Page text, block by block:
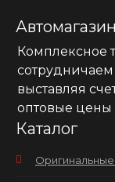
Комплексное
выставляя
оптовые цены
Каталог
Оригинальные